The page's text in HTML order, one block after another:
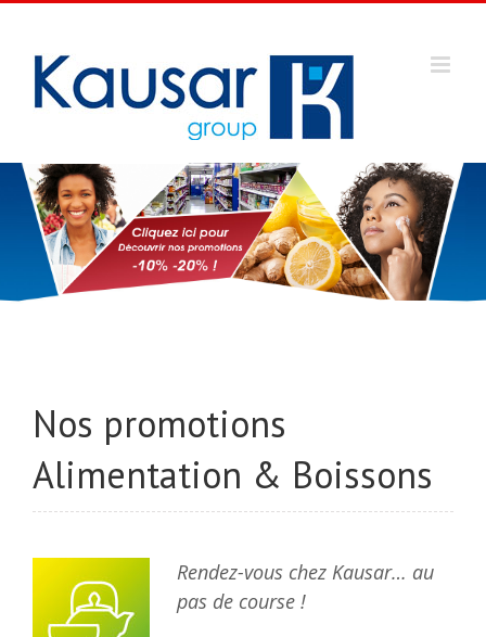
contenu
Nos promotions
Alimentation & Boissons
Rendez-vous chez Kausar… au
pas de course !